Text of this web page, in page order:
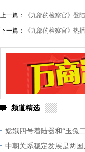
上一篇： 《九部的检察官》登
下一篇： 《九部的检察官》热
频道精选
嫦娥四号着陆器和“玉兔
中朝关系稳定发展是两国